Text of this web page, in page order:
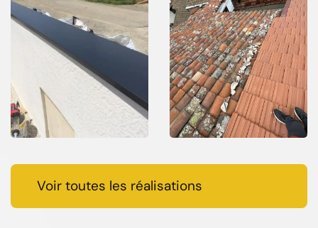
Voir toutes les réalisations